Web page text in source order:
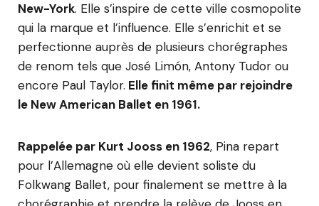
New-York. Elle s’inspire de cette ville cosmopolite
qui la marque et l’influence. Elle s’enrichit et se
perfectionne auprès de plusieurs chorégraphes
de renom tels que José Limón, Antony Tudor ou
encore Paul Taylor. Elle finit même par rejoindre
le New American Ballet en 1961.
Rappelée par Kurt Jooss en 1962, Pina repart
pour l’Allemagne où elle devient soliste du
Folkwang Ballet, pour finalement se mettre à la